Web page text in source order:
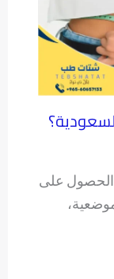
الحصول على